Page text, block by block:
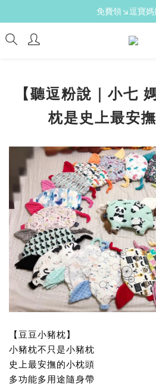
新手爸媽必備↘育
免費領↘逗寶媽
送禮心意↘親子胺基酸潔
【聽逗粉說｜小七
枕是史上最安
【豆豆小豬枕】
小豬枕不只是小豬枕
史上最安撫的小枕頭
多功能多用途隨身帶